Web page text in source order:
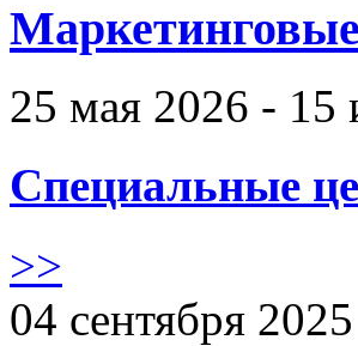
25 мая 2026 - 15
Специальные
>>
04 сентября